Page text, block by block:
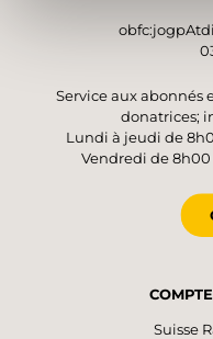
Service aux abonnés
donatrices;
Lundi à jeudi de
Vendredi de 8h00
Suisse